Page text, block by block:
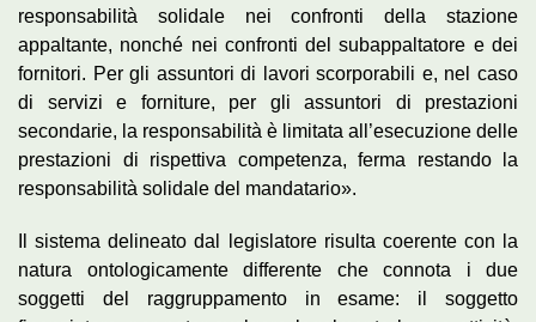
responsabilità solidale nei confronti della stazione
appaltante, nonché nei confronti del subappaltatore e dei
fornitori. Per gli assuntori di lavori scorporabili e, nel caso
di servizi e forniture, per gli assuntori di prestazioni
secondarie, la responsabilità è limitata all’esecuzione delle
prestazioni di rispettiva competenza, ferma restando la
responsabilità solidale del mandatario».
Il sistema delineato dal legislatore risulta coerente con la
natura ontologicamente differente che connota i due
soggetti del raggruppamento in esame: il soggetto